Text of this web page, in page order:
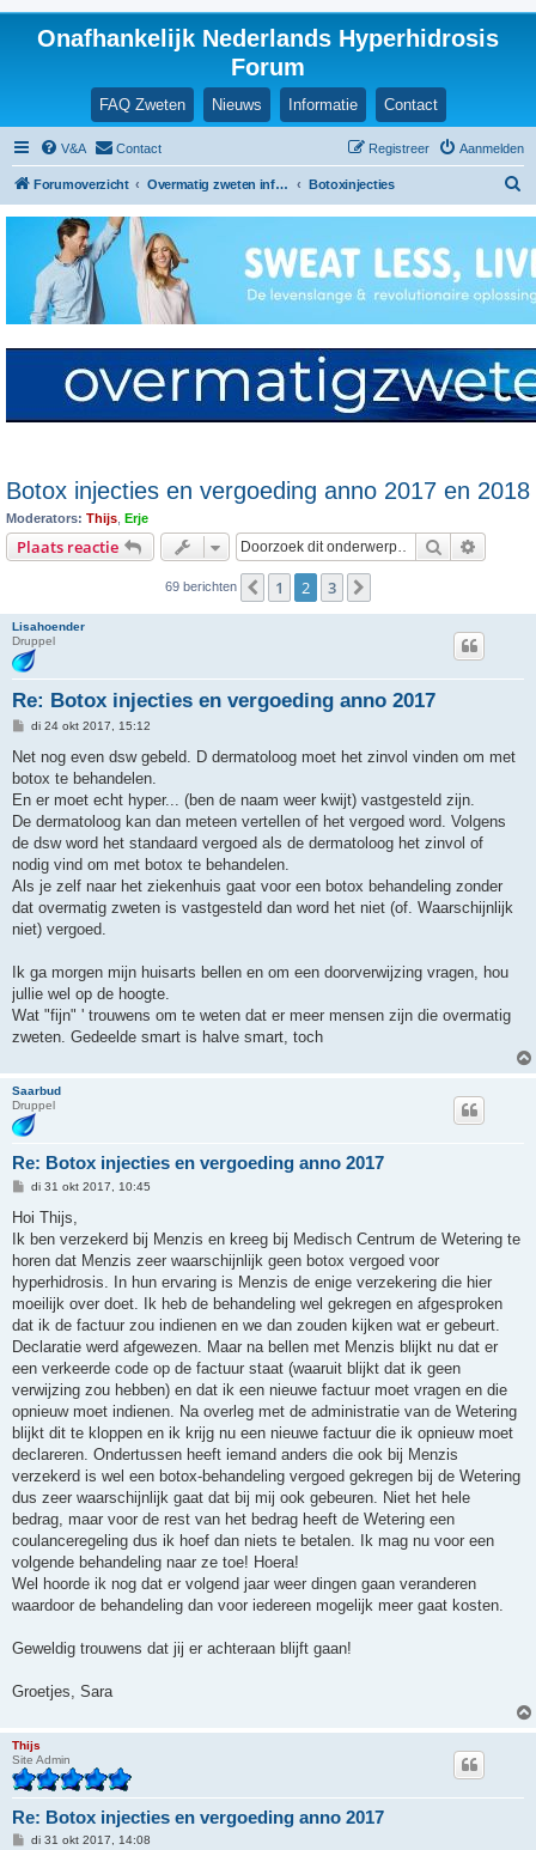
Onafhankelijk Nederlands Hyperhidrosis
Forum
FAQ Zweten Nieuws Informatie Contact
V&A Contact Aanmelden
Registreer
Forumoverzicht Overmatig zweten informatie en ervaringen Botoxinjecties
k
Botox injecties en vergoeding anno 2017 en 2018
Moderators: Thijs Erje
Plaats reactie Zoek
69 berichten Vorige
1 2 3
Lisahoender
Druppel
Re: Botox injecties en vergoeding anno 2017
B
r
c
h
di 24 okt 2017, 15:12
Net nog even dsw gebeld. D dermatoloog moet het zinvol vinden om met
botox te behandelen.
En er moet echt hyper... (ben de naam weer kwijt) vastgesteld zijn.
De dermatoloog kan dan meteen vertellen of het vergoed word. Volgens
de dsw word het standaard vergoed als de dermatoloog het zinvol of
nodig vind om met botox te behandelen.
Als je zelf naar het ziekenhuis gaat voor een botox behandeling zonder
dat overmatig zweten is vastgesteld dan word het niet (of. Waarschijnlijk
niet) vergoed.
Ik ga morgen mijn huisarts bellen en om een doorverwijzing vragen, hou
jullie wel op de hoogte.
Wat "fijn" ' trouwens om te weten dat er meer mensen zijn die overmatig
zweten. Gedeelde smart is halve smart, toch
Saarbud
Druppel
Re: Botox injecties en vergoeding anno 2017
B
r
c
h
di 31 okt 2017, 10:45
Hoi Thijs,
Ik ben verzekerd bij Menzis en kreeg bij Medisch Centrum de Wetering te
horen dat Menzis zeer waarschijnlijk geen botox vergoed voor
hyperhidrosis. In hun ervaring is Menzis de enige verzekering die hier
moeilijk over doet. Ik heb de behandeling wel gekregen en afgesproken
dat ik de factuur zou indienen en we dan zouden kijken wat er gebeurt.
Declaratie werd afgewezen. Maar na bellen met Menzis blijkt nu dat er
een verkeerde code op de factuur staat (waaruit blijkt dat ik geen
verwijzing zou hebben) en dat ik een nieuwe factuur moet vragen en die
opnieuw moet indienen. Na overleg met de administratie van de Wetering
blijkt dit te kloppen en ik krijg nu een nieuwe factuur die ik opnieuw moet
declareren. Ondertussen heeft iemand anders die ook bij Menzis
verzekerd is wel een botox-behandeling vergoed gekregen bij de Wetering
dus zeer waarschijnlijk gaat dat bij mij ook gebeuren. Niet het hele
bedrag, maar voor de rest van het bedrag heeft de Wetering een
coulanceregeling dus ik hoef dan niets te betalen. Ik mag nu voor een
volgende behandeling naar ze toe! Hoera!
Wel hoorde ik nog dat er volgend jaar weer dingen gaan veranderen
waardoor de behandeling dan voor iedereen mogelijk meer gaat kosten.
Geweldig trouwens dat jij er achteraan blijft gaan!
Groetjes, Sara
Thijs
Site Admin
Re: Botox injecties en vergoeding anno 2017
Bdi 31 okt 2017, 14:08